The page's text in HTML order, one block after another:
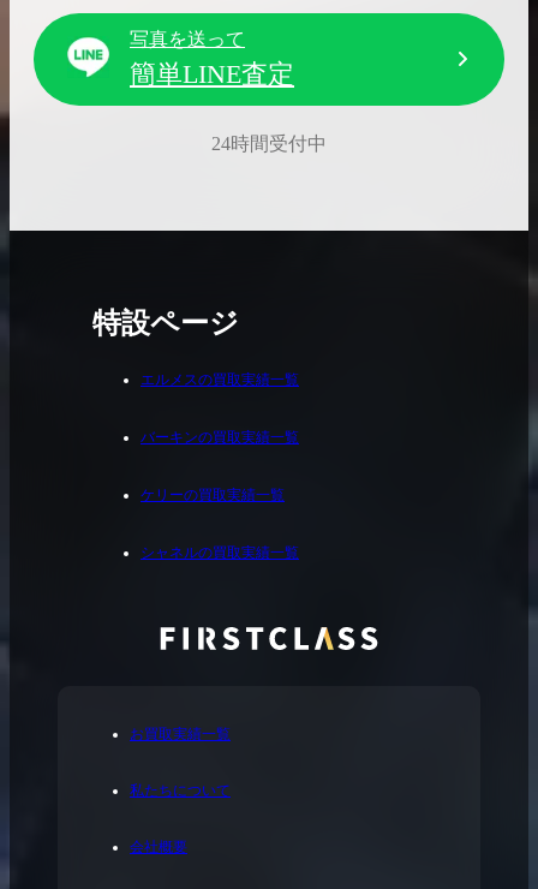
写真を送って
簡単LINE査定
24時間受付中
お買取実績一覧
私たちについて
会社概要
特設ページ
エルメスの買取実績一覧
バーキンの買取実績一覧
ケリーの買取実績一覧
シャネルの買取実績一覧